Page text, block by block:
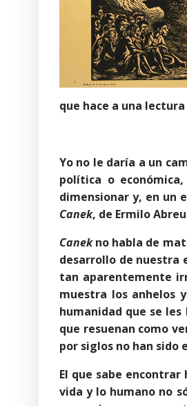
que hace a una
Yo no le daría a un
política o
dimensionar y, en un
Canek, de Ermilo
Canekno habla de
desarrollo de nuestra
tan aparentemente
muestra los anhelos
humanidad que se
que resuenan como
por siglos no han sido
El que sabe
vida y lo humano no